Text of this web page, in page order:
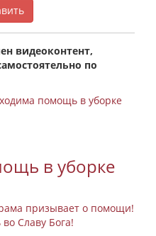
видеоконтент,
по
помощь в уборке
в уборке
призывает о помощи!
Славу Бога!